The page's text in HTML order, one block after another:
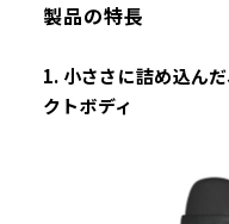
製品の特長
1. 小ささに詰め込ん
クトボディ